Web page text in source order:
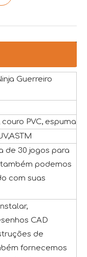
Guerreiro
PVC, espuma
de 30 jogos para
podemos
com suas
CAD
de
fornecemos